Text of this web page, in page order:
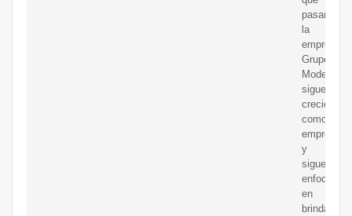
pasar
la
empresa
Grupo
Modelo
sigue
creciendo
como
empresa
y
sigue
enfocada
en
brindar